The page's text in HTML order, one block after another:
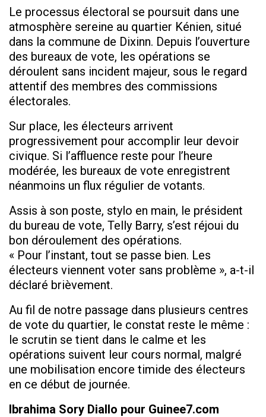
Le processus électoral se poursuit dans une
atmosphère sereine au quartier Kénien, situé
dans la commune de Dixinn. Depuis l’ouverture
des bureaux de vote, les opérations se
déroulent sans incident majeur, sous le regard
attentif des membres des commissions
électorales.
Sur place, les électeurs arrivent
progressivement pour accomplir leur devoir
civique. Si l’affluence reste pour l’heure
modérée, les bureaux de vote enregistrent
néanmoins un flux régulier de votants.
Assis à son poste, stylo en main, le président
du bureau de vote, Telly Barry, s’est réjoui du
bon déroulement des opérations.
« Pour l’instant, tout se passe bien. Les
électeurs viennent voter sans problème », a-t-il
déclaré brièvement.
Au fil de notre passage dans plusieurs centres
de vote du quartier, le constat reste le même :
le scrutin se tient dans le calme et les
opérations suivent leur cours normal, malgré
une mobilisation encore timide des électeurs
en ce début de journée.
Ibrahima Sory Diallo pour Guinee7.com